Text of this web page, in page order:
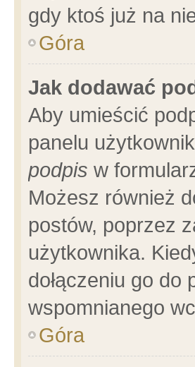
gdy ktoś już na
Góra
Jak dodawać
Aby umieścić
panelu
podpis w
Możesz również
postów, poprzez
użytkownika.
dołączeniu go
wspomnianego
Góra